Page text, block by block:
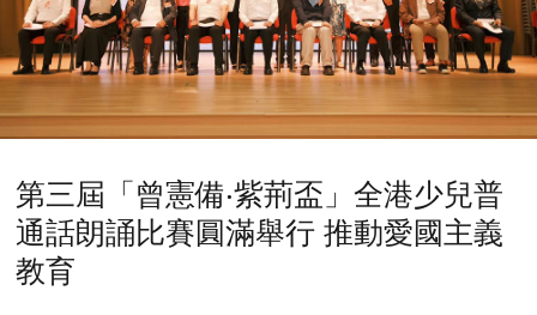
第三屆「曾憲備‧紫荊盃」全港少兒普
通話朗誦比賽圓滿舉行 推動愛國主義
教育